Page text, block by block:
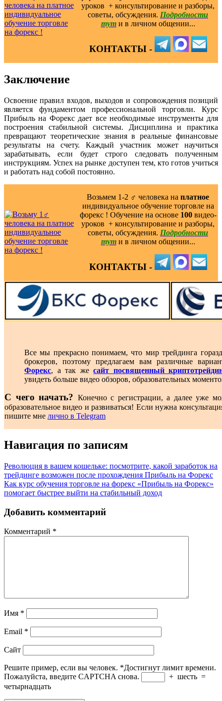
уроков ️ + консультирование и разборы,
советы, обсуждения. Подробности
тут и в личном общении...
КОНТАКТЫ -
Заключение
Освоение правил входов, выходов и сопровождения позиций
является фундаментом профессиональной торговли. Курс
Прибыль на Форекс дает все необходимые инструменты для
построения стабильной системы. Дисциплина и практика
превращают теоретические знания в реальные финансовые
результаты на счету. Каждый участник может научиться
зарабатывать, если будет строго следовать полученным
инструкциям. Успех на рынке доступен тем, кто готов учиться
и работать над собой постоянно.
Возьмем 1-2 ‍♂️ человека на платное
индивидуальное обучение торговле на
форекс ! Обучение на основе 100видео-
уроков ️ + консультирование и разборы,
советы, обсуждения. Подробности
тут и в личном общении...
КОНТАКТЫ -
Все мы прекрасно понимаем, что мир трейдинга
брокеров, поэтому предлагаем вам различные
Форекс, а так жесайт посвященный
увидеть больше видео обзоров, образовательных
С чего начать? Конечно с регистрации, а далее уже
образовательное видео и развиваться! Если нужна
пишите мне лично в Telegram
Навигация по записям
Революция в вашем кошельке: посмотрите, какой заработок на
трейдинге возможен после прохождения Прибыль на Форекс
Как курс обучения торговле на форекс «Прибыль на Форекс»
помогает быстрее выйти на стабильный доход
Добавить комментарий
Комментарий *
Имя *
Email *
Сайт
Решите пример, если вы человек. *Достигнут лимит времени.
Пожалуйста, введите CAPTCHA снова.
+ шесть =
четырнадцать